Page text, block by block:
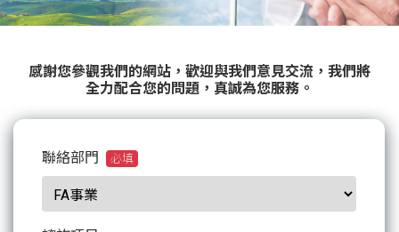
感謝您參觀我們的網站，歡迎與我們意見交流，我們將
全力配合您的問題，真誠為您服務。
聯絡部門 必填